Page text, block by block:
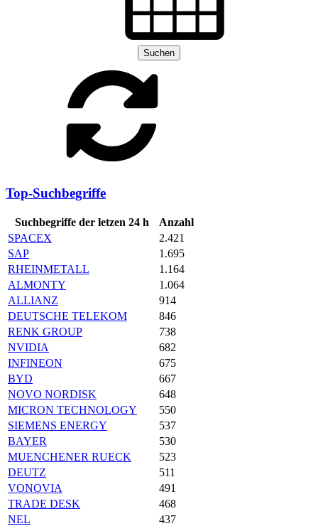
Suchen
Top-Suchbegriffe
Suchbegriffe der letzen 24 h
Anzahl
SPACEX
2.421
SAP
1.695
RHEINMETALL
1.164
ALMONTY
1.064
ALLIANZ
914
DEUTSCHE TELEKOM
846
RENK GROUP
738
NVIDIA
682
INFINEON
675
BYD
667
NOVO NORDISK
648
MICRON TECHNOLOGY
550
SIEMENS ENERGY
537
BAYER
530
MUENCHENER RUECK
523
DEUTZ
511
VONOVIA
491
TRADE DESK
468
NEL
437